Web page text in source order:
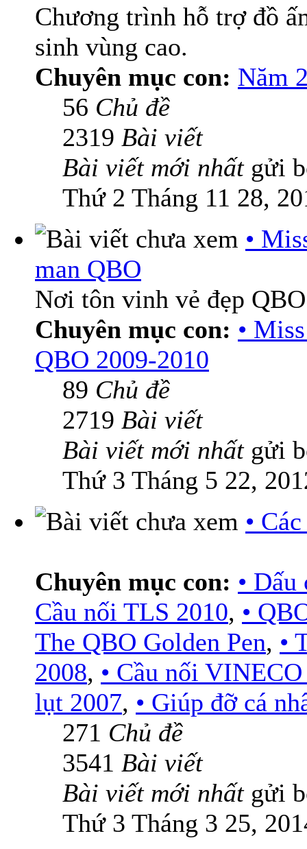
Chương trình hỗ trợ đồ
sinh vùng cao.
Chuyên mục con: Năm
56 Chủ đề
2319 Bài viết
Bài viết mới nhấtgửi
Thứ 2 Tháng 11 28,
•
man QBO
Nơi tôn vinh vẻ đẹp
Chuyên mục con: •
QBO 2009-2010
89 Chủ đề
2719 Bài viết
Bài viết mới nhấtgửi
Thứ 3 Tháng 5 22,
•
Chuyên mục con: •
Cầu nối TLS 2010, •
The QBO Golden Pen, •
2008, • Cầu nối
lụt 2007, • Giúp đỡ cá
271 Chủ đề
3541 Bài viết
Bài viết mới nhấtgửi
Thứ 3 Tháng 3 25,